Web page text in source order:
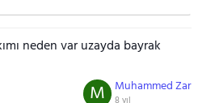
neden var uzayda bayrak
Muhammed Zar
M